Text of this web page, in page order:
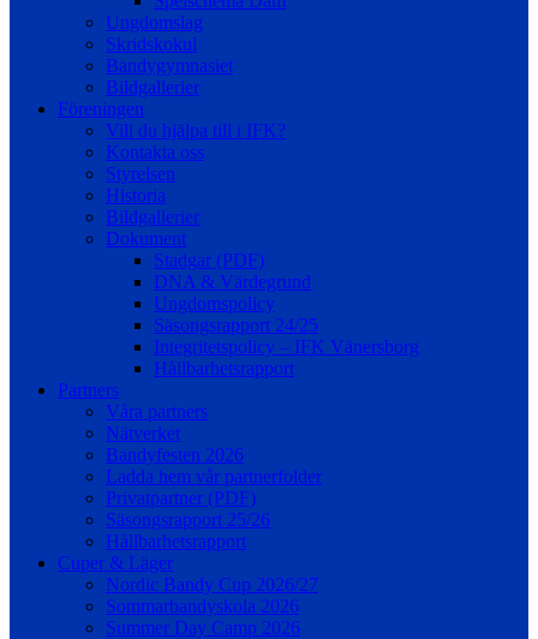
Ungdomslag
Skridskokul
Bandygymnasiet
Bildgallerier
Föreningen
Vill du hjälpa till i IFK?
Kontakta oss
Styrelsen
Historia
Bildgallerier
Dokument
Stadgar (PDF)
DNA & Värdegrund
Ungdomspolicy
Säsongsrapport 24/25
Integritetspolicy – IFK Vänersborg
Hållbarhetsrapport
Partners
Våra partners
Nätverket
Bandyfesten 2026
Ladda hem vår partnerfolder
Privatpartner (PDF)
Säsongsrapport 25/26
Hållbarhetsrapport
Cuper & Läger
Nordic Bandy Cup 2026/27
Sommarbandyskola 2026
Summer Day Camp 2026